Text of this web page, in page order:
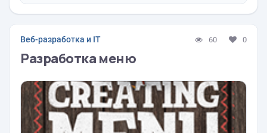
Веб-разработка и IT 60 0
Разработка меню